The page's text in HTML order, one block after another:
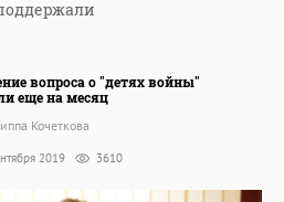
вопроса о "детях войны"
еще на месяц
Кочеткова
2019 3610